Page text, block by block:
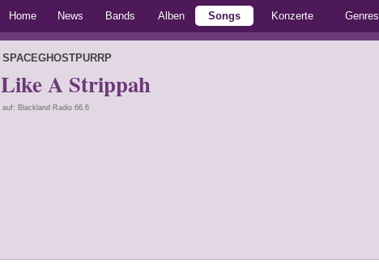
Home News Bands Alben Songs Konzerte Genres
SPACEGHOSTPURRP
Like A Strippah
auf: Blackland Radio 66.6